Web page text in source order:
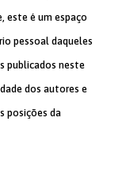
este é um espaço
pessoal daqueles
publicados neste
dos autores e
posições da